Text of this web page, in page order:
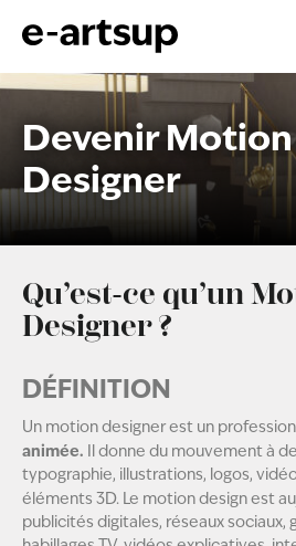
Aller
contenu
Devenir Motion
Designer
Qu’est-ce qu’un
Designer ?
DÉFINITION
Un motion designer est un
animée. Il donne du mouvement à
typographie, illustrations, logos,
éléments 3D. Le motion design est
publicités digitales, réseaux sociaux,